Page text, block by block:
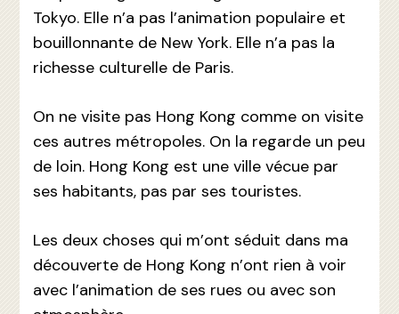
Tokyo. Elle n’a pas l’animation populaire et
bouillonnante de New York. Elle n’a pas la
richesse culturelle de Paris.
On ne visite pas Hong Kong comme on visite
ces autres métropoles. On la regarde un peu
de loin. Hong Kong est une ville vécue par
ses habitants, pas par ses touristes.
Les deux choses qui m’ont séduit dans ma
découverte de Hong Kong n’ont rien à voir
avec l’animation de ses rues ou avec son